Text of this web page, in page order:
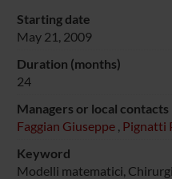
Starting date
May 21, 2009
Duration (months)
24
Managers or local contacts
Faggian Giuseppe , Pignatti
Keyword
Modelli matematici,